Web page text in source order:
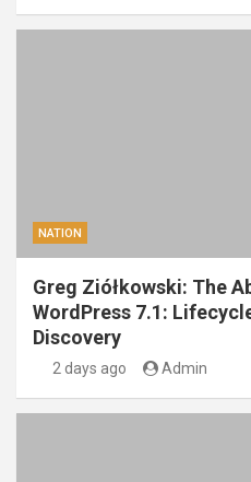
NATION
Greg Ziółkowski: The
WordPress 7.1:
Discovery
2 days ago Admin